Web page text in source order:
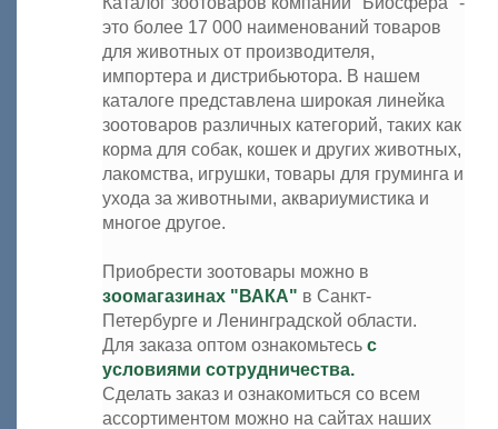
это более 17 000 наименований товаров
для животных от производителя,
импортера и дистрибьютора. В нашем
каталоге представлена широкая линейка
зоотоваров различных категорий, таких как
корма для собак, кошек и других животных,
лакомства, игрушки, товары для груминга и
ухода за животными, аквариумистика и
многое другое.
Приобрести зоотовары можно в
зоомагазинах "ВАКА" в Санкт-
Петербурге и Ленинградской области.
Для заказа оптом ознакомьтесь с
условиями сотрудничества.
Сделать заказ и ознакомиться со всем
ассортиментом можно на сайтах наших